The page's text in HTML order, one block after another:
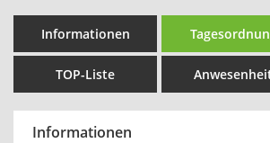
Informationen
TOP-Liste
Informationen